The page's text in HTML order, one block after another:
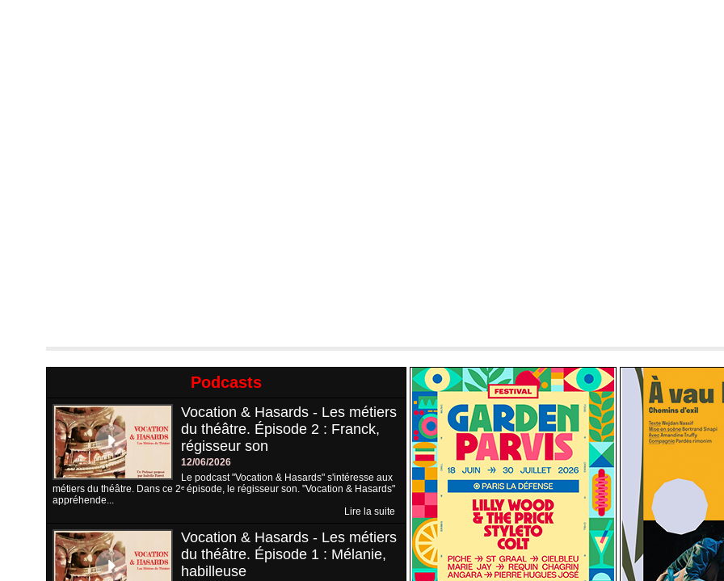
Podcasts
Vocation & Hasards - Les métiers
du théâtre. Épisode 2 : Franck,
régisseur son
12/06/2026
Le podcast "Vocation & Hasards" s'intéresse aux
métiers du théâtre. Dans ce 2ᵉ épisode, le régisseur son. "Vocation & Hasards"
appréhende...
Lire la suite
Vocation & Hasards - Les métiers
du théâtre. Épisode 1 : Mélanie,
habilleuse